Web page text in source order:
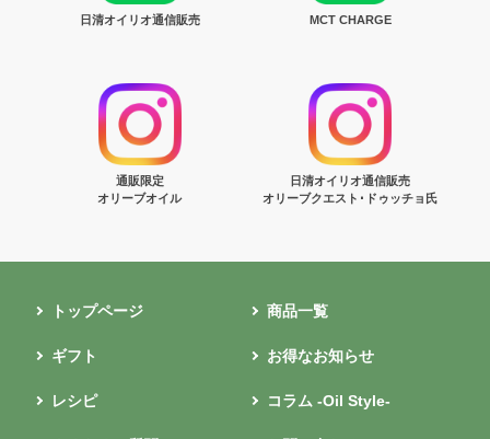
日清オイリオ通信販売 MCT CHARGE
通販限定
オリーブオイル
日清オイリオ通信販売
オリーブクエスト･ドゥッチョ氏
トップページ 商品一覧
ギフト お得なお知らせ
レシピ コラム -Oil Style-